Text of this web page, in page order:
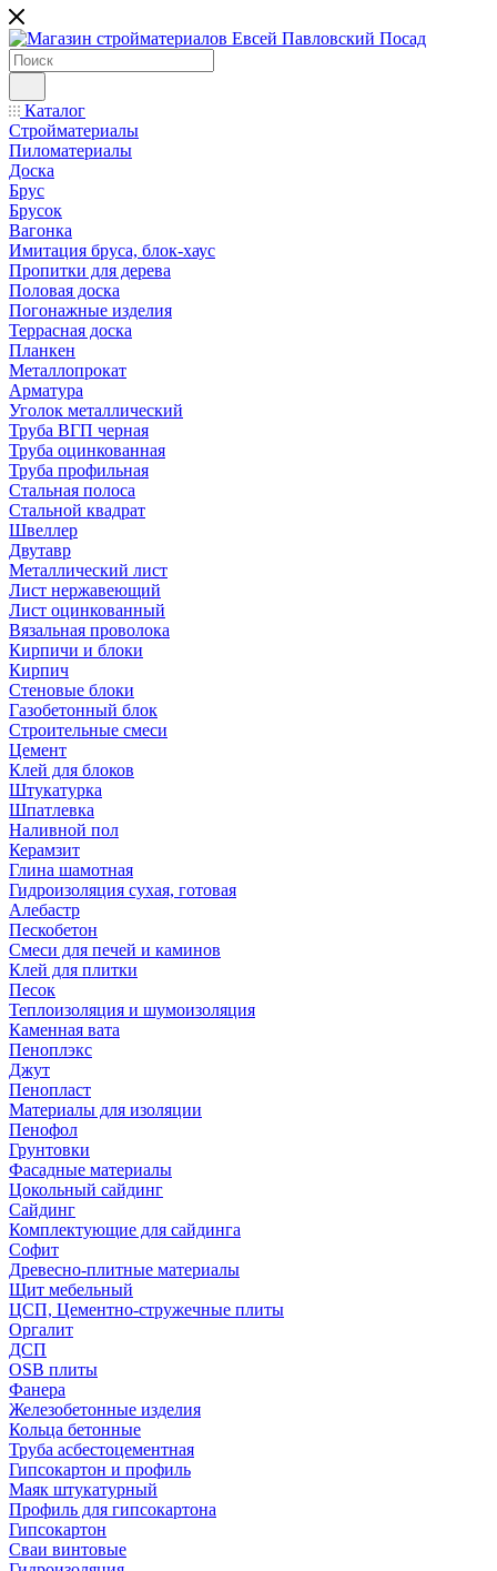
Каталог
Стройматериалы
Пиломатериалы
Доска
Брус
Брусок
Вагонка
Имитация бруса, блок-хаус
Пропитки для дерева
Половая доска
Погонажные изделия
Террасная доска
Планкен
Металлопрокат
Арматура
Уголок металлический
Труба ВГП черная
Труба оцинкованная
Труба профильная
Стальная полоса
Стальной квадрат
Швеллер
Двутавр
Металлический лист
Лист нержавеющий
Лист оцинкованный
Вязальная проволока
Кирпичи и блоки
Кирпич
Стеновые блоки
Газобетонный блок
Строительные смеси
Цемент
Клей для блоков
Штукатурка
Шпатлевка
Наливной пол
Керамзит
Глина шамотная
Гидроизоляция сухая, готовая
Алебастр
Пескобетон
Смеси для печей и каминов
Клей для плитки
Песок
Теплоизоляция и шумоизоляция
Каменная вата
Пеноплэкс
Джут
Пенопласт
Материалы для изоляции
Пенофол
Грунтовки
Фасадные материалы
Цокольный сайдинг
Сайдинг
Комплектующие для сайдинга
Софит
Древесно-плитные материалы
Щит мебельный
ЦСП, Цементно-стружечные плиты
Оргалит
ДСП
OSB плиты
Фанера
Железобетонные изделия
Кольца бетонные
Труба асбестоцементная
Гипсокартон и профиль
Маяк штукатурный
Профиль для гипсокартона
Гипсокартон
Сваи винтовые